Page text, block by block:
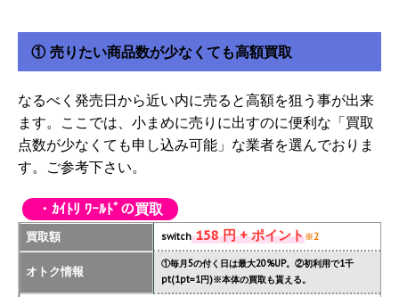
① 売りたい商品数が少なくても高額買取
なるべく発売日から近い内に売ると高額を狙う事が出来
ます。ここでは、小まめに売りに出すのに便利な「買取
点数が少なくても申し込み可能」な業者を選んでおりま
す。ご参考下さい。
・ｶｲﾄﾘ ﾜｰﾙﾄﾞの買取
買取額 switch158 円 + ポイント※2
オトク情報
①毎月5の付く日は最大20%UP。②初利用で1千
pt(1pt=1円)※本体の買取も貰える。